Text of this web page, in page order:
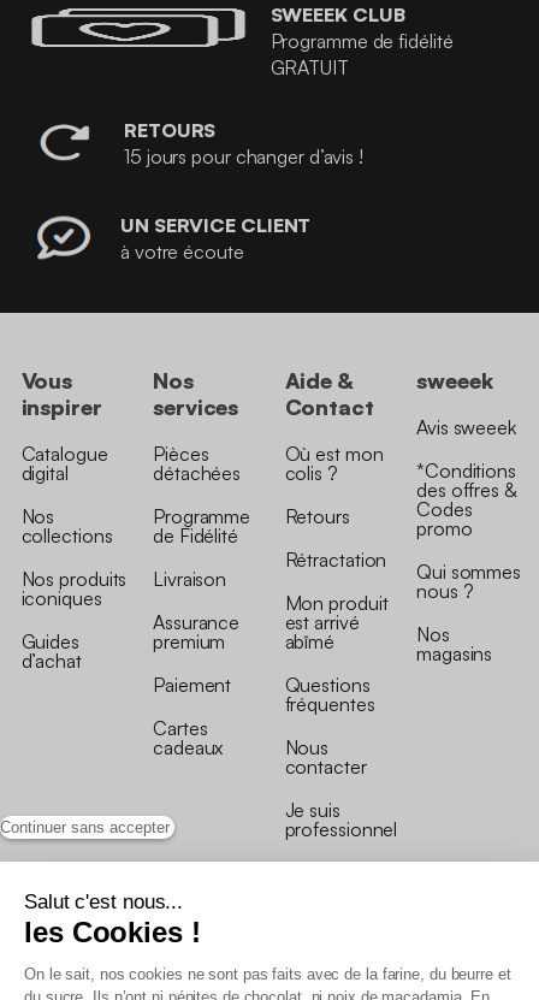
Continuer sans accepter
Salut c'est nous...
les Cookies !
On le sait, nos cookies ne sont pas faits avec de la farine, du beurre et
SWEEEK CLUB
Programme de fidélité
GRATUIT
RETOURS
15 jours pour changer d’avis !
UN SERVICE CLIENT
à votre écoute
Vous
inspirer
Catalogue
digital
Nos
collections
Nos produits
iconiques
Guides
d’achat
Nos
services
Pièces
détachées
Programme
de Fidélité
Livraison
Assurance
premium
Paiement
Cartes
cadeaux
Aide &
Contact
Où est mon
colis ?
Retours
Rétractation
Mon produit
est arrivé
abîmé
Questions
fréquentes
Nous
contacter
Je suis
professionnel
sweeek
Avis sweeek
*Conditions
des offres &
Codes
promo
Qui sommes
nous ?
Nos
magasins
Conditions générales de vente